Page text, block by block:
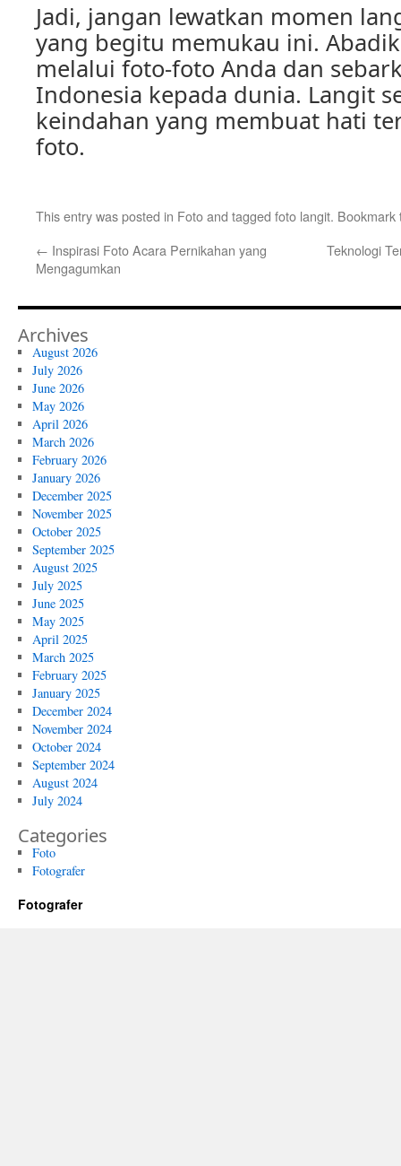
Jadi, jangan lewatkan momen
yang begitu memukau ini.
melalui foto-foto Anda dan
Indonesia kepada dunia. Langit
keindahan yang membuat hati
foto.
This entry was posted in Fotoand tagged foto langit.
← Inspirasi Foto Acara Pernikahan yang
Mengagumkan
Teknologi
Archives
August 2026
July 2026
June 2026
May 2026
April 2026
March 2026
February 2026
January 2026
December 2025
November 2025
October 2025
September 2025
August 2025
July 2025
June 2025
May 2025
April 2025
March 2025
February 2025
January 2025
December 2024
November 2024
October 2024
September 2024
August 2024
July 2024
Categories
Foto
Fotografer
Fotografer